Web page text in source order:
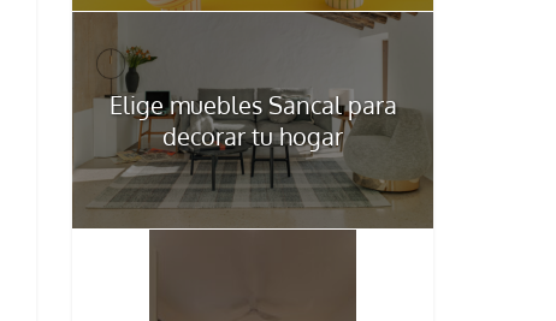
Elige muebles Sancal para
decorar tu hogar